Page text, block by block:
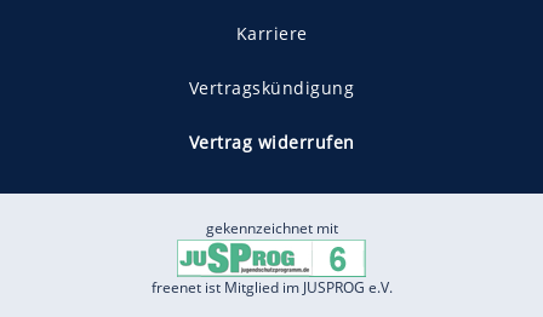
Karriere
Vertragskündigung
Vertrag widerrufen
gekennzeichnet mit
freenet ist Mitglied im JUSPROG e.V.